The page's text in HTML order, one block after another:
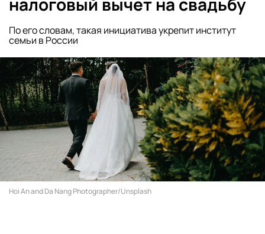
По его словам, такая инициатива укрепит институт
семьи в России
Hoi An and Da Nang Photographer/Unsplash